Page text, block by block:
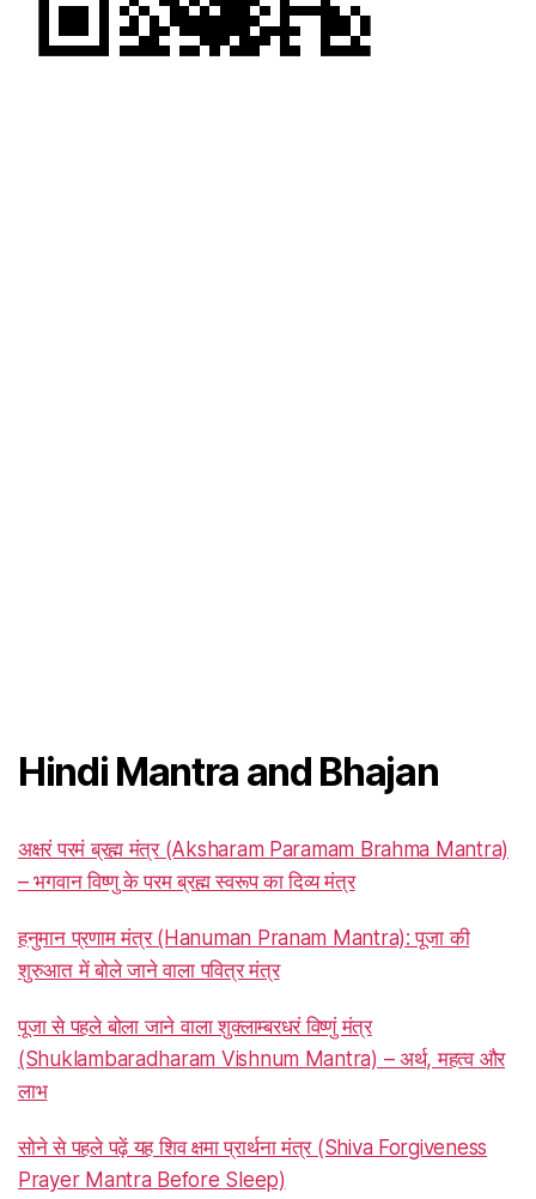
Hindi Mantra and Bhajan
अक्षरं परमं ब्रह्म मंत्र (Aksharam Paramam Brahma Mantra)
– भगवान विष्णु के परम ब्रह्म स्वरूप का दिव्य मंत्र
हनुमान प्रणाम मंत्र (Hanuman Pranam Mantra): पूजा की
शुरुआत में बोले जाने वाला पवित्र मंत्र
पूजा से पहले बोला जाने वाला शुक्लाम्बरधरं विष्णुं मंत्र
(Shuklambaradharam Vishnum Mantra) – अर्थ, महत्व और
लाभ
सोने से पहले पढ़ें यह शिव क्षमा प्रार्थना मंत्र (Shiva Forgiveness
Prayer Mantra Before Sleep)